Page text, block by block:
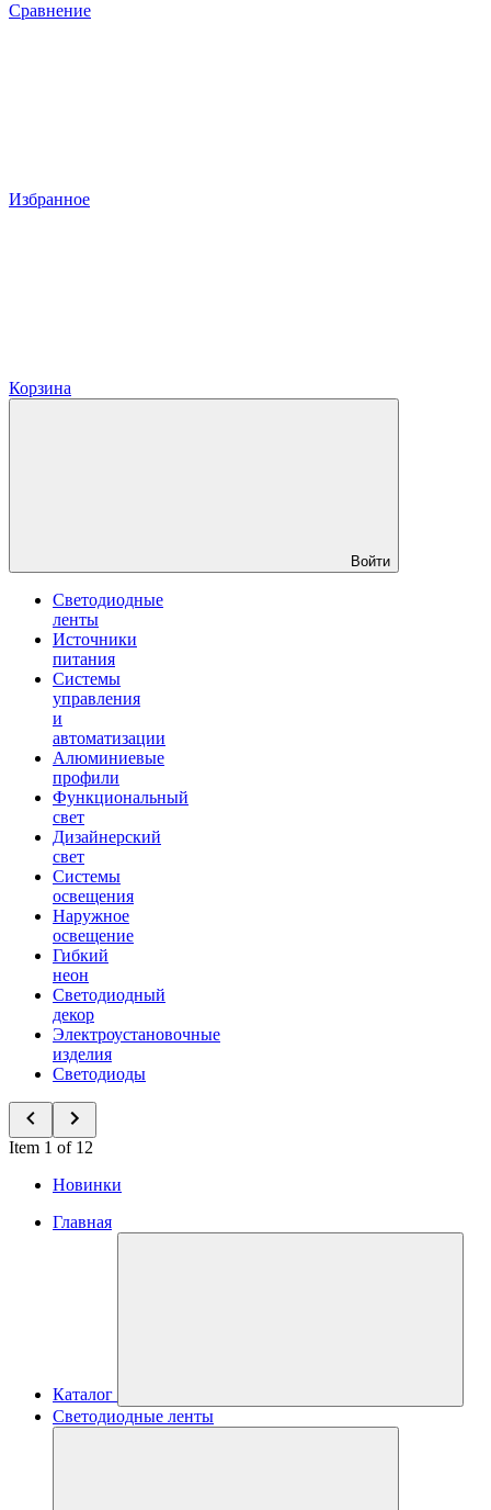
Сравнение
Избранное
Корзина
Войти
Светодиодные
ленты
Источники
питания
Системы
управления
и
автоматизации
Алюминиевые
профили
Функциональный
свет
Дизайнерский
свет
Системы
освещения
Наружное
освещение
Гибкий
неон
Светодиодный
декор
Электроустановочные
изделия
Светодиоды
Item 1 of 12
Новинки
Главная
Каталог
Светодиодные ленты